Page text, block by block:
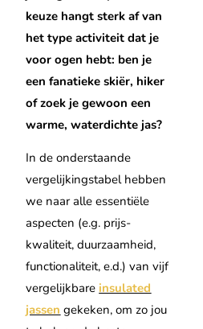
keuze hangt sterk af van
het type activiteit dat je
voor ogen hebt: ben je
een fanatieke skiër, hiker
of zoek je gewoon een
warme, waterdichte jas?
In de onderstaande
vergelijkingstabel hebben
we naar alle essentiële
aspecten (e.g. prijs-
kwaliteit, duurzaamheid,
functionaliteit, e.d.) van vijf
vergelijkbare insulated
jassen gekeken, om zo jou